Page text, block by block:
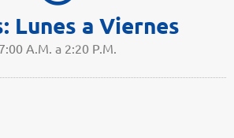
Lunes a Viernes
7:00 A.M. a 2:20 P.M.